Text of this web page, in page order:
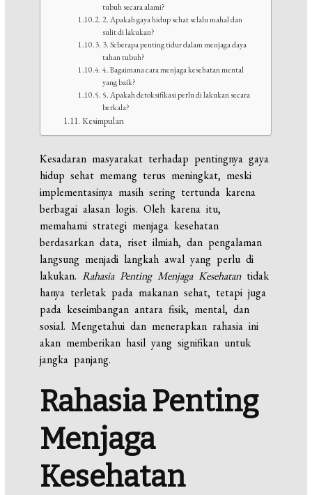
tubuh secara alami?
2. Apakah gaya hidup sehat selalu mahal dan
sulit di lakukan?
3. Seberapa penting tidur dalam menjaga daya
tahan tubuh?
4. Bagaimana cara menjaga kesehatan mental
yang baik?
5. Apakah detoksifikasi perlu di lakukan secara
berkala?
Kesimpulan
Kesadaran masyarakat terhadap pentingnya gaya
hidup sehat memang terus meningkat, meski
implementasinya masih sering tertunda karena
berbagai alasan logis. Oleh karena itu,
memahami strategi menjaga kesehatan
berdasarkan data, riset ilmiah, dan pengalaman
langsung menjadi langkah awal yang perlu di
lakukan.Rahasia Penting Menjaga Kesehatantidak
hanya terletak pada makanan sehat, tetapi juga
pada keseimbangan antara fisik, mental, dan
sosial. Mengetahui dan menerapkan rahasia ini
akan memberikan hasil yang signifikan untuk
jangka panjang.
Rahasia Penting
Menjaga
Kesehatan